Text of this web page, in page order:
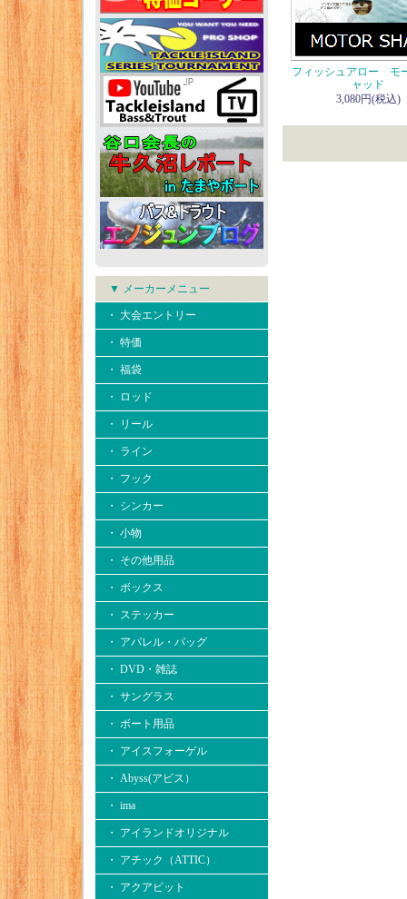
▼ メーカーメニュー
・ 大会エントリー
・ 特価
・ 福袋
・ ロッド
・ リール
・ ライン
・ フック
・ シンカー
・ 小物
・ その他用品
・ ボックス
・ ステッカー
・ アパレル・バッグ
・ DVD・雑誌
・ サングラス
・ ボート用品
・ アイスフォーゲル
・ Abyss(アビス）
・ ima
・ アイランドオリジナル
・ アチック（ATTIC）
・ アクアビット
フィッシュアロー モ
ャッド
3,080円(税込)